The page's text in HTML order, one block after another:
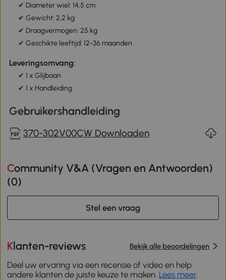
✔ Diameter wiel: 14,5 cm
✔ Gewicht: 2,2 kg
✔ Draagvermogen: 25 kg
✔ Geschikte leeftijd: 12-36 maanden
Leveringsomvang:
✔ 1 x Glijbaan
✔ 1 x Handleiding
Gebruikershandleiding
370-302V00CW Downloaden
Community V&A (Vragen en Antwoorden)
(0)
Stel een vraag
Klanten-reviews Bekijk alle beoordelingen
Deel uw ervaring via een recensie of video en help
andere klanten de juiste keuze te maken. Lees meer.